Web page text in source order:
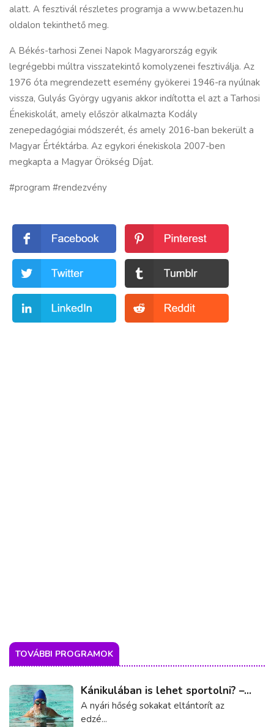
alatt. A fesztivál részletes programja a www.betazen.hu
oldalon tekinthető meg.
A Békés-tarhosi Zenei Napok Magyarország egyik
legrégebbi múltra visszatekintő komolyzenei fesztiválja. Az
1976 óta megrendezett esemény gyökerei 1946-ra nyúlnak
vissza, Gulyás György ugyanis akkor indította el azt a Tarhosi
Énekiskolát, amely először alkalmazta Kodály
zenepedagógiai módszerét, és amely 2016-ban bekerült a
Magyar Értéktárba. Az egykori énekiskola 2007-ben
megkapta a Magyar Örökség Díjat.
#program #rendezvény
TOVÁBBI PROGRAMOK
Kánikulában is lehet sportolni? –...
A nyári hőség sokakat eltántorít az
edzé...